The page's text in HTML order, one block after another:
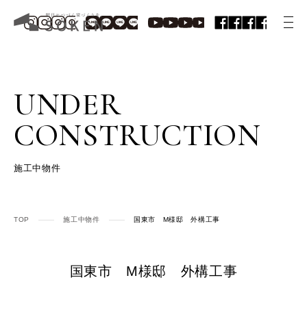
UNDER
CONSTRUCTION
施工中物件
TOP 施工中物件 国東市 M様邸 外構工事
国東市 M様邸 外構工事